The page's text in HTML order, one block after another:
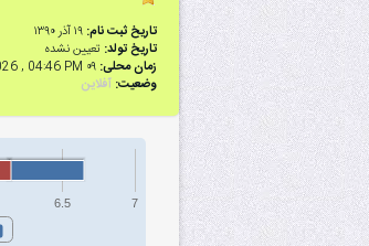
تاریخ ثبت نام: ۱۹ آذر ۱۳۹۰
تاریخ تولد: تعیین نشده
زمان محلی: ۰۹ August 2026 , 04:46 PM
وضعیت: آفلاین
6.5 7